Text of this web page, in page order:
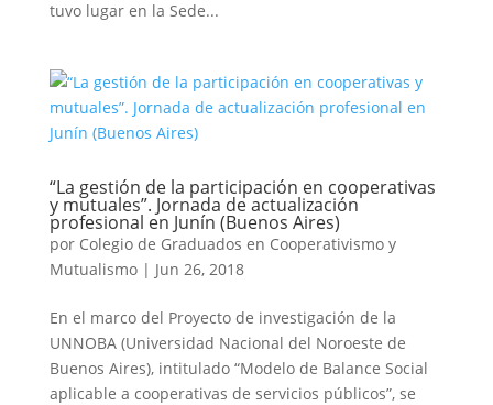
tuvo lugar en la Sede...
“La gestión de la participación en cooperativas
y mutuales”. Jornada de actualización
profesional en Junín (Buenos Aires)
por Colegio de Graduados en Cooperativismo y
Mutualismo| Jun 26, 2018
En el marco del Proyecto de investigación de la
UNNOBA (Universidad Nacional del Noroeste de
Buenos Aires), intitulado “Modelo de Balance Social
aplicable a cooperativas de servicios públicos”, se